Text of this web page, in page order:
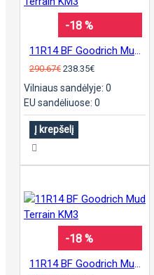
-18 %
290.67€ 238.35€
Vilniaus sandėlyje: 0
EU sandėliuose: 0
Į krepšelį
-18 %